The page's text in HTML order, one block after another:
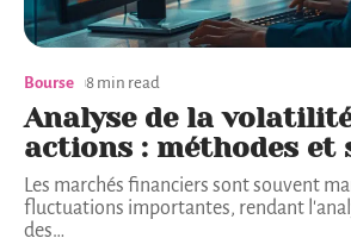
Bourse 8 min read
Analyse de la
actions : méthodes et
Les marchés financiers sont souvent
fluctuations importantes, rendant
des…